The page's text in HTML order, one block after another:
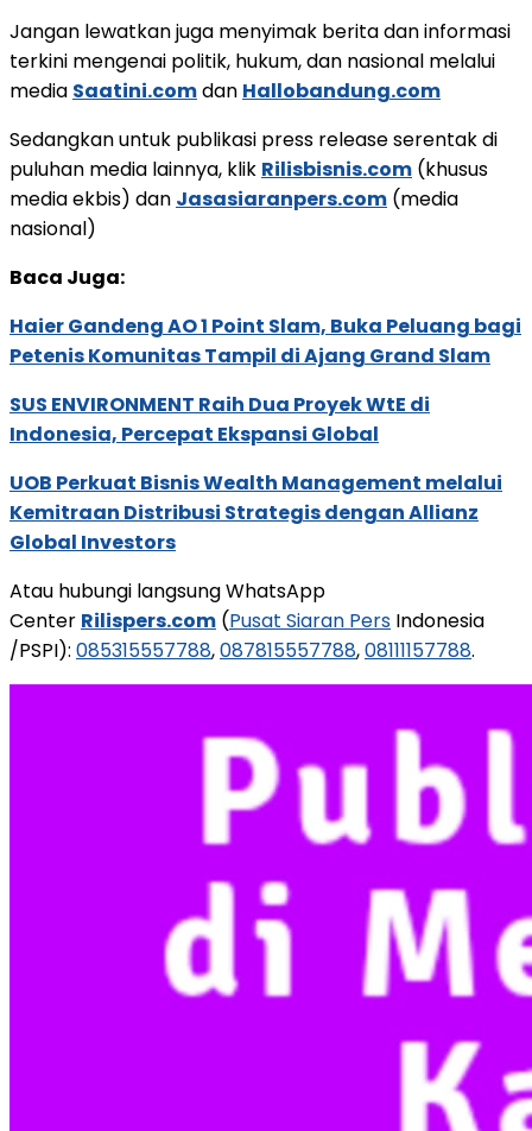
Jangan lewatkan juga menyimak berita dan informasi
terkini mengenai politik, hukum, dan nasional melalui
media Saatini.comdan Hallobandung.com
Sedangkan untuk publikasi press release serentak di
puluhan media lainnya, klik Rilisbisnis.com (khusus
media ekbis) dan Jasasiaranpers.com (media
nasional)
Baca Juga:
Haier Gandeng AO 1 Point Slam, Buka Peluang bagi
Petenis Komunitas Tampil di Ajang Grand Slam
SUS ENVIRONMENT Raih Dua Proyek WtE di
Indonesia, Percepat Ekspansi Global
UOB Perkuat Bisnis Wealth Management melalui
Kemitraan Distribusi Strategis dengan Allianz
Global Investors
Atau hubungi langsung WhatsApp
Center Rilispers.com (Pusat Siaran Pers Indonesia
/PSPI): 085315557788,087815557788,08111157788.